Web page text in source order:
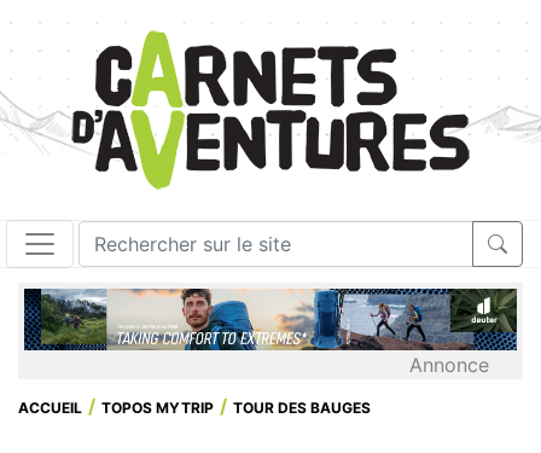
Annonce
ACCUEIL TOPOS MYTRIP TOUR DES BAUGES